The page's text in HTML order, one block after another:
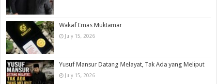
Wakaf Emas Muktamar
July 15, 2026
Yusuf Mansur Datang Melayat, Tak Ada yang Meliput
July 15, 2026